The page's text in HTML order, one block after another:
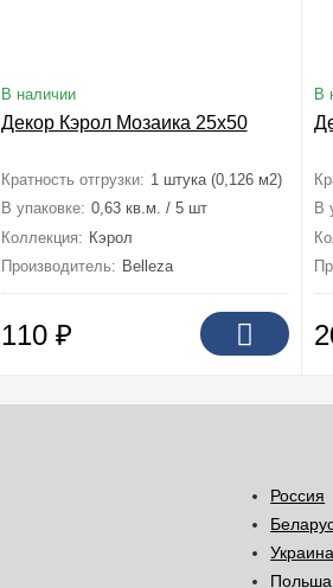
В наличии
Декор Кэрол Мозаика 25x50
Кратность отгрузки: 1 штука (0,126 м2)
В упаковке: 0,63 кв.м. / 5 шт
Коллекция: Кэрол
Производитель: Belleza
110 ₽
В
В
Россия
Украина
Польша